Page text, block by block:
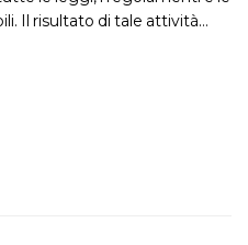
Il risultato di tale attività…